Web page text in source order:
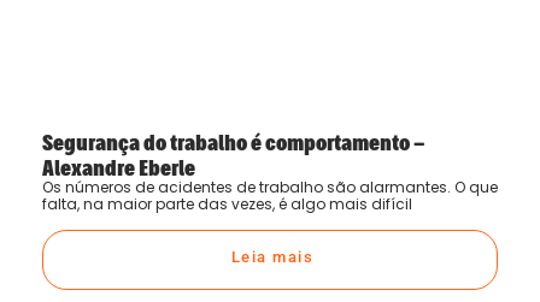
Segurança do trabalho é comportamento –
Alexandre Eberle
Os números de acidentes de trabalho são alarmantes. O que
falta, na maior parte das vezes, é algo mais difícil
Leia mais